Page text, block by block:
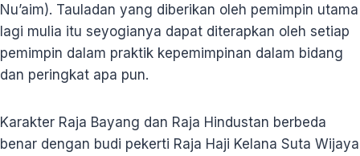
Nu’aim). Tauladan yang diberikan oleh pemimpin utama
lagi mulia itu seyogianya dapat diterapkan oleh setiap
pemimpin dalam praktik kepemimpinan dalam bidang
dan peringkat apa pun.
Karakter Raja Bayang dan Raja Hindustan berbeda
benar dengan budi pekerti Raja Haji Kelana Suta Wijaya